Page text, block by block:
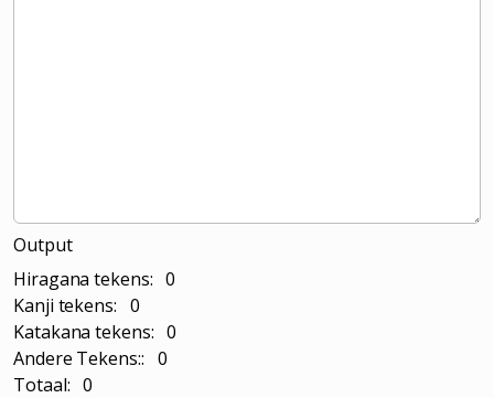
Output
Hiragana tekens: 0
Kanji tekens: 0
Katakana tekens: 0
Andere Tekens:: 0
Totaal: 0